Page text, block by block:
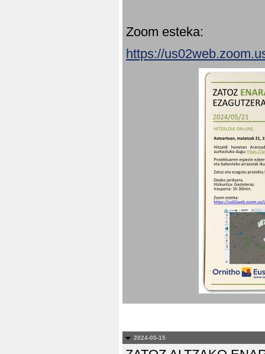
Zoom esteka:
https://
2024-05-15